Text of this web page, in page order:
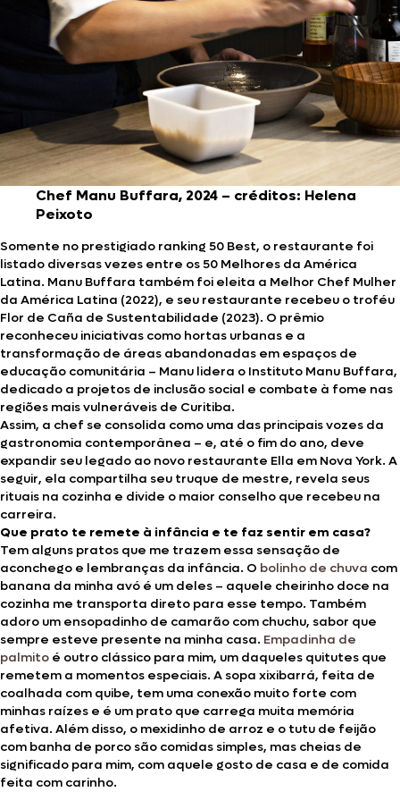
Chef Manu Buffara, 2024 – créditos: Helena
Peixoto
Somente no prestigiado ranking 50 Best, o restaurante foi
listado diversas vezes entre os 50 Melhores da América
Latina. Manu Buffara também foi eleita a Melhor Chef Mulher
da América Latina (2022), e seu restaurante recebeu o troféu
Flor de Caña de Sustentabilidade (2023). O prêmio
reconheceu iniciativas como hortas urbanas e a
transformação de áreas abandonadas em espaços de
educação comunitária – Manu lidera o Instituto Manu Buffara,
dedicado a projetos de inclusão social e combate à fome nas
regiões mais vulneráveis de Curitiba.
Assim, a chef se consolida como uma das principais vozes da
gastronomia contemporânea – e, até o fim do ano, deve
expandir seu legado ao novo restaurante Ella em Nova York. A
seguir, ela compartilha seu truque de mestre, revela seus
rituais na cozinha e divide o maior conselho que recebeu na
carreira.
Que prato te remete à infância e te faz sentir em casa?
Tem alguns pratos que me trazem essa sensação de
aconchego e lembranças da infância. O bolinho de chuva com
banana da minha avó é um deles – aquele cheirinho doce na
cozinha me transporta direto para esse tempo. Também
adoro um ensopadinho de camarão com chuchu, sabor que
sempre esteve presente na minha casa. Empadinha de
palmito é outro clássico para mim, um daqueles quitutes que
remetem a momentos especiais. A sopa xixibarrá, feita de
coalhada com quibe, tem uma conexão muito forte com
minhas raízes e é um prato que carrega muita memória
afetiva. Além disso, o mexidinho de arroz e o tutu de feijão
com banha de porco são comidas simples, mas cheias de
significado para mim, com aquele gosto de casa e de comida
feita com carinho.